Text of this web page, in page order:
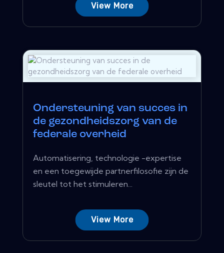
View More
Ondersteuning van succes in
de gezondheidszorg van de
federale overheid
Automatisering, technologie -expertise
en een toegewijde partnerfilosofie zijn de
sleutel tot het stimuleren...
View More